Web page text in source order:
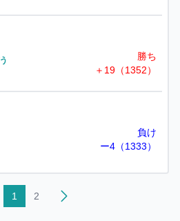
勝ち
＋19（1352）
負け
ー4（1333）
1 2